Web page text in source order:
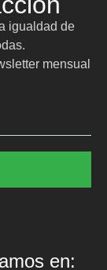
igualdad de
mensual
en: